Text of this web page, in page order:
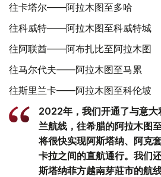
往卡塔尔——阿拉木图至多哈
往科威特——阿拉木图至科威特城
往阿联酋——阿布扎比至阿拉木图
往马尔代夫——阿拉木图至马累
往斯里兰卡——阿拉木图至科伦坡
2022年，我们开通了与意
兰航线，往希腊的阿拉木图
将很快实现阿斯塔纳、阿克
卡拉之间的直航通行。我们
斯塔纳菲方越南芽莊市的航